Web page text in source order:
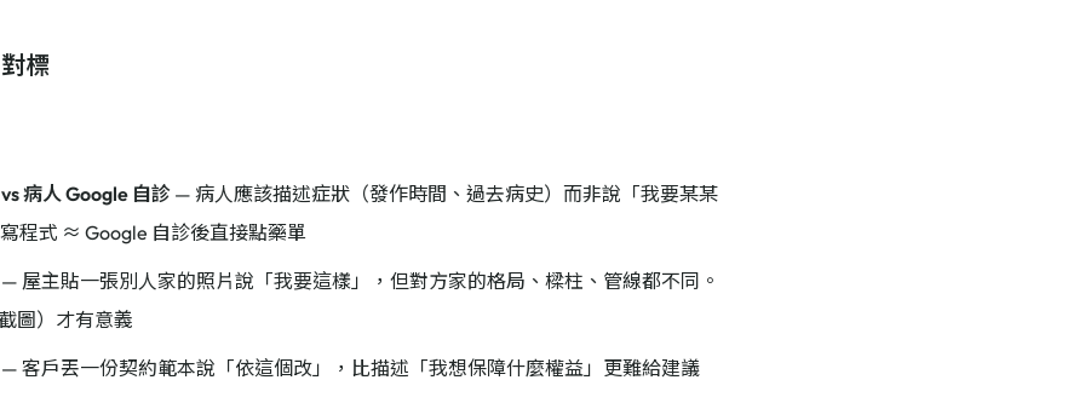
標
病人 Google 自診 — 病人應該描述症狀（發作時間、過去病史）而非說「我要某某
程式 ≈ Google 自診後直接點藥單
屋主貼一張別人家的照片說「我要這樣」，但對方家的格局、樑柱、管線都不同。
圖）才有意義
客戶丟一份契約範本說「依這個改」，比描述「我想保障什麼權益」更難給建議